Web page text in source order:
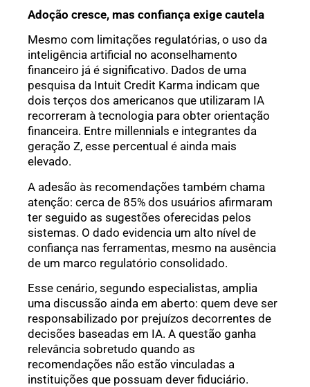
Adoção cresce, mas confiança exige cautela
Mesmo com limitações regulatórias, o uso da
inteligência artificial no aconselhamento
financeiro já é significativo. Dados de uma
pesquisa da Intuit Credit Karma indicam que
dois terços dos americanos que utilizaram IA
recorreram à tecnologia para obter orientação
financeira. Entre millennials e integrantes da
geração Z, esse percentual é ainda mais
elevado.
A adesão às recomendações também chama
atenção: cerca de 85% dos usuários afirmaram
ter seguido as sugestões oferecidas pelos
sistemas. O dado evidencia um alto nível de
confiança nas ferramentas, mesmo na ausência
de um marco regulatório consolidado.
Esse cenário, segundo especialistas, amplia
uma discussão ainda em aberto: quem deve ser
responsabilizado por prejuízos decorrentes de
decisões baseadas em IA. A questão ganha
relevância sobretudo quando as
recomendações não estão vinculadas a
instituições que possuam dever fiduciário.